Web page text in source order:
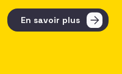
En savoir plus